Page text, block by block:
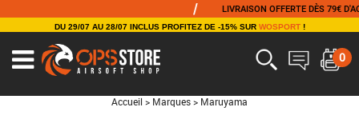
LIVRAISON OFFERTE DÈS 79€ D'ACHAT
DU 29/07 AU 28/07 INCLUS PROFITEZ DE -15% SUR WOSPORT!
0
Accueil > Marques > Maruyama